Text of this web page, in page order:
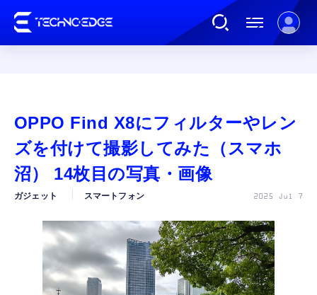
AI
ガジェット
ゲーム
カルチャー
OPPO Find X8にフィルターやレン
ズを付けて撮影してみた（スマホ
沼） 14枚目の写真・画像
ガジェット スマートフォン 2025 Jul 7